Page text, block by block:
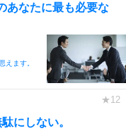
あなたに最も必要な
えます。
にしない。